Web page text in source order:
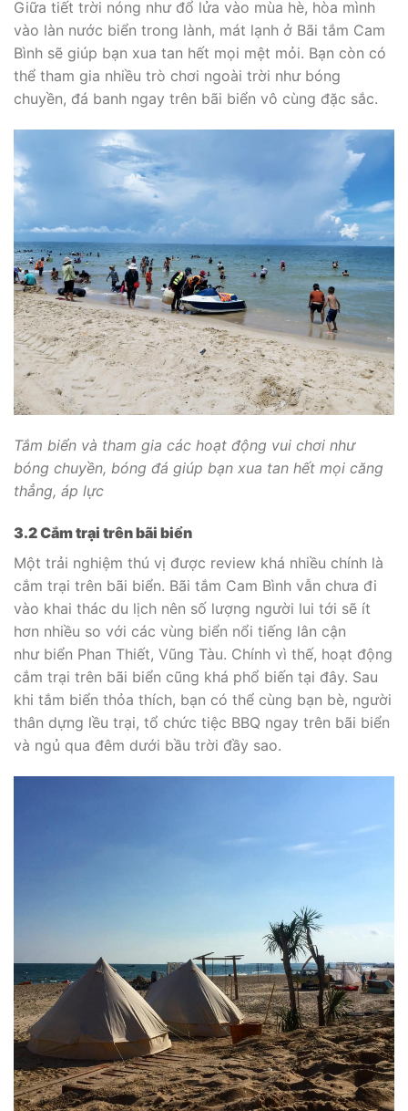
Giữa tiết trời nóng như đổ lửa vào mùa hè, hòa mình
vào làn nước biển trong lành, mát lạnh ở Bãi tắm Cam
Bình sẽ giúp bạn xua tan hết mọi mệt mỏi. Bạn còn có
thể tham gia nhiều trò chơi ngoài trời như bóng
chuyền, đá banh ngay trên bãi biển vô cùng đặc sắc.
Tắm biển và tham gia các hoạt động vui chơi như
bóng chuyền, bóng đá giúp bạn xua tan hết mọi căng
thẳng, áp lực
3.2 Cắm trại trên bãi biển
Một trải nghiệm thú vị được review khá nhiều chính là
cắm trại trên bãi biển. Bãi tắm Cam Bình vẫn chưa đi
vào khai thác du lịch nên số lượng người lui tới sẽ ít
hơn nhiều so với các vùng biển nổi tiếng lân cận
như biển Phan Thiết, Vũng Tàu. Chính vì thế, hoạt động
cắm trại trên bãi biển cũng khá phổ biến tại đây. Sau
khi tắm biển thỏa thích, bạn có thể cùng bạn bè, người
thân dựng lều trại, tổ chức tiệc BBQ ngay trên bãi biển
và ngủ qua đêm dưới bầu trời đầy sao.